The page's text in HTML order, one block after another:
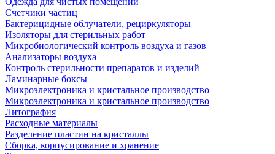
Счетчики частиц
Бактерицидные облучатели, рециркуляторы
Изоляторы для стерильных работ
Микробиологический контроль воздуха и газов
Анализаторы воздуха
Контроль стерильности препаратов и изделий
Ламинарные боксы
Микроэлектроника и кристальное производство
Микроэлектроника и кристальное производство
Литография
Расходные материалы
Разделение пластин на кристаллы
Сборка, корпусирование и хранение